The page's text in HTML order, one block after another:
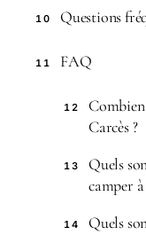
10 Questions
11 FAQ
12
Carcès ?
13
Quels
camper à
14
Quels